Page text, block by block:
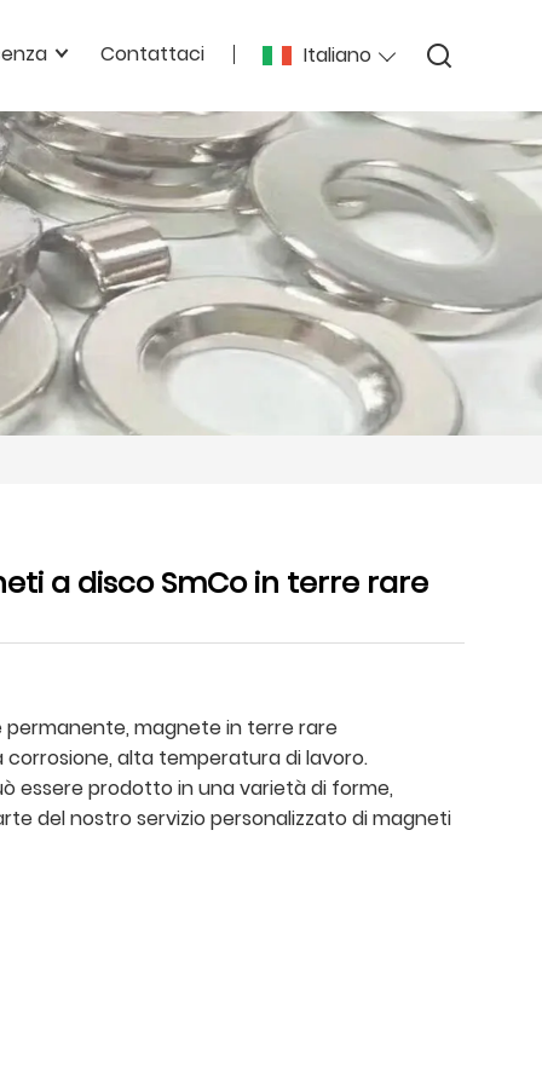
Italiano
Contattaci
a disco SmCo in terre rare
permanente, magnete in terre rare
corrosione, alta temperatura di lavoro.
essere prodotto in una varietà di forme,
del nostro servizio personalizzato di magneti